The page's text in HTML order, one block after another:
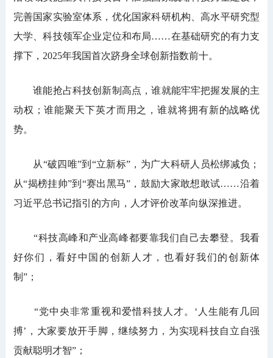
完善国家实验室体系，优化国家科研机构、高水平研究型
大学、科技领军企业定位和布局……在基础研究的有力支
撑下，2025年我国首次跻身全球创新指数前十。
谁能抢占科技创新制高点，谁就能牢牢把握发展的主
动权；谁能聚天下英才而用之，谁就将拥有新的战略优
势。
从“破四唯”到“立新标”，为广大科研人员松绑减负；
从“揭榜挂帅”到“赛出黑马”，鼓励大家敢想敢试……沿着
习近平总书记指引的方向，人才评价改革向纵深推进。
“科技高峰和产业高峰都要靠我们自己去攀登。我看
好你们，看好中国的创新人才，也看好我们的创新体
制”；
“党中央非常重视和爱惜科技人才。‘人生能有几回
搏’，大家要放开手脚，继续努力，为实现科技自立自强
贡献聪明才智”；